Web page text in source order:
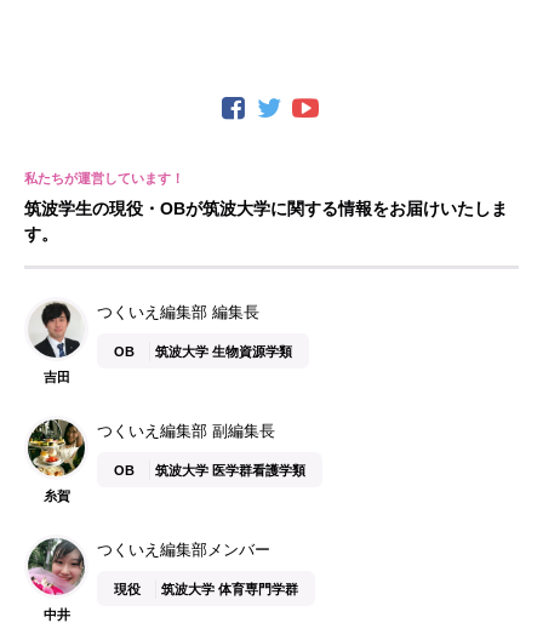
筑波学生の現役・OBが筑波大学に関する情報をお届けいたしま
す。
吉田
つくいえ編集部 編集長
OB 筑波大学 生物資源学類
糸賀
つくいえ編集部 副編集長
OB 筑波大学 医学群看護学類
中井
つくいえ編集部メンバー
現役 筑波大学 体育専門学群